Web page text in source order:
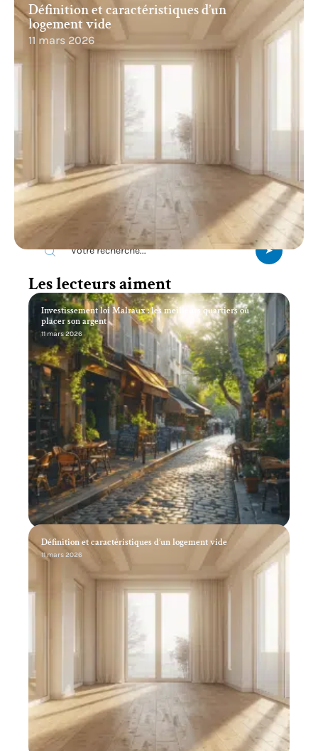
Définition et caractéristiques d’un
logement vide
11 mars 2026
Recherche
Les lecteurs aiment
Investissement loi Malraux : les meilleurs quartiers où
placer son argent
11 mars 2026
Définition et caractéristiques d’un logement vide
11 mars 2026